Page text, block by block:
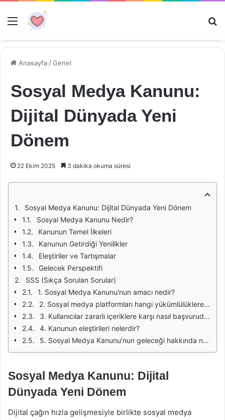
Menü
Anasayfa /Genel
Sosyal Medya Kanunu:
Dijital Dünyada Yeni
Dönem
22 Ekim 2025 3 dakika okuma süresi
Sosyal Medya Kanunu: Dijital Dünyada Yeni Dönem
Sosyal Medya Kanunu Nedir?
Kanunun Temel İlkeleri
Kanunun Getirdiği Yenilikler
Eleştiriler ve Tartışmalar
Gelecek Perspektifi
SSS (Sıkça Sorulan Sorular)
1. Sosyal Medya Kanunu'nun amacı nedir?
2. Sosyal medya platformları hangi yükümlülüklere sahiptir?
3. Kullanıcılar zararlı içeriklere karşı nasıl başvuruda bulunabilir?
4. Kanunun eleştirileri nelerdir?
5. Sosyal Medya Kanunu'nun geleceği hakkında ne düşünülüyor?
Sosyal Medya Kanunu: Dijital
Dünyada Yeni Dönem
Dijital çağın hızla gelişmesiyle birlikte sosyal medya